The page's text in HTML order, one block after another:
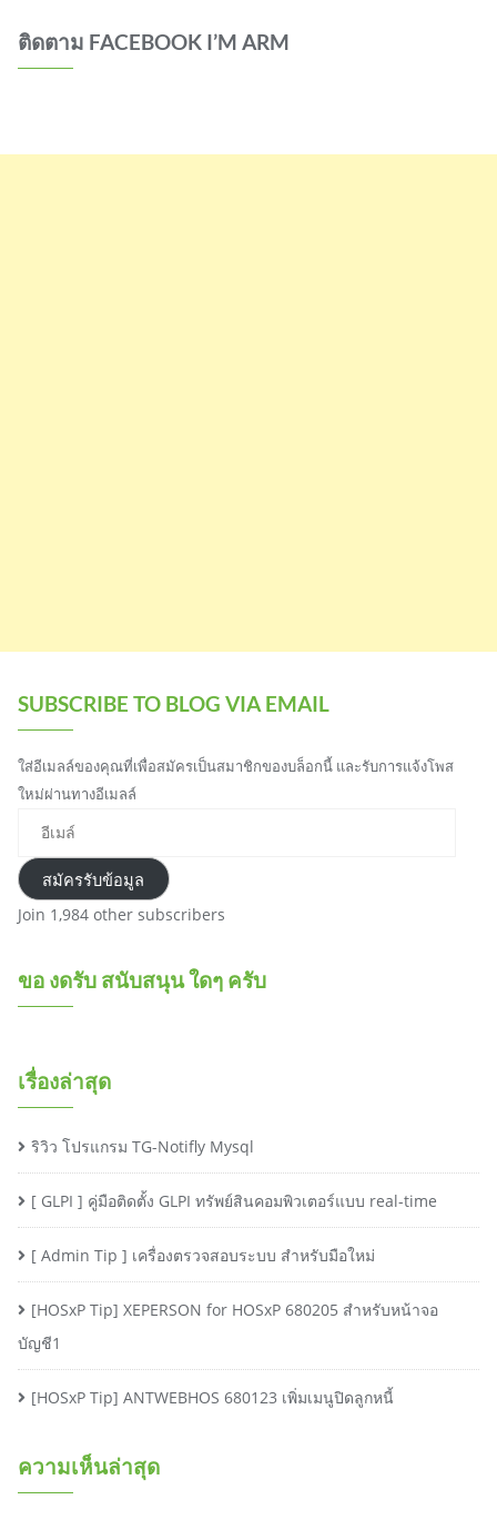
ติดตาม FACEBOOK I’M ARM
SUBSCRIBE TO BLOG VIA EMAIL
ใส่อีเมลล์ของคุณที่เพื่อสมัครเป็นสมาชิกของบล็อกนี้ และรับการแจ้งโพส
ใหม่ผ่านทางอีเมลล์
อีเมล์
สมัครรับข้อมูล
Join 1,984 other subscribers
ขอ งดรับ สนับสนุน ใดๆ ครับ
เรื่องล่าสุด
ริวิว โปรแกรม TG-Notifly Mysql
[ GLPI ] คู่มือติดตั้ง GLPI ทรัพย์สินคอมพิวเตอร์แบบ real-time
[ Admin Tip ] เครื่องตรวจสอบระบบ สำหรับมือใหม่
[HOSxP Tip] XEPERSON for HOSxP 680205 สำหรับหน้าจอ
บัญชี1
[HOSxP Tip] ANTWEBHOS 680123 เพิ่มเมนูปิดลูกหนี้
ความเห็นล่าสุด